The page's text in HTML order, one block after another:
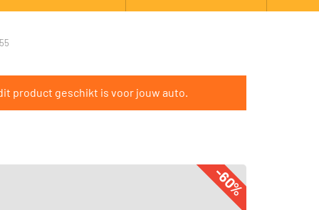
product geschikt is voor jouw auto.
-60%